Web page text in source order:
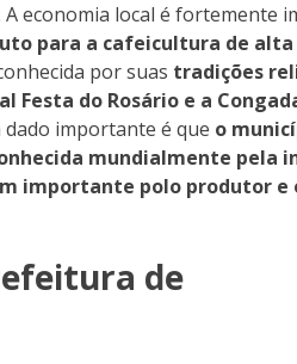
A economia local é fortemente
para a cafeicultura de
por suas tradições
do Rosário e a
dado importante é que o
mundialmente pela
importante polo produtor
de